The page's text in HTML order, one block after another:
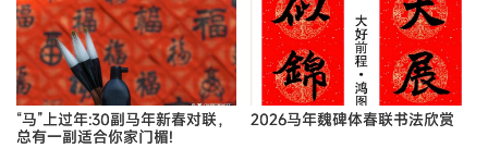
“马”上过年:30副马年新春对联，
总有一副适合你家门楣!
2026马年魏碑体春联书法欣赏